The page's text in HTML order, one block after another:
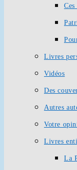
Livres
Vidéos
Des
Autres
Votre
Livres
La